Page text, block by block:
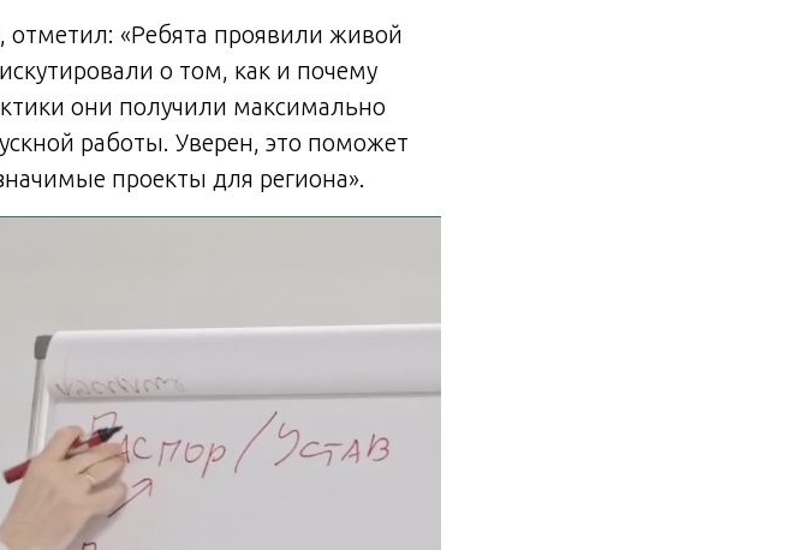
отметил: «Ребята проявили живой
о том, как и почему
они получили максимально
работы. Уверен, это поможет
проекты для региона».